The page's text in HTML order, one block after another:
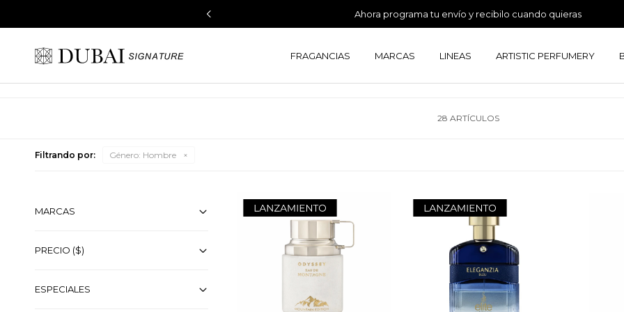
Perfumes 100% originales
FRAGANCIAS
MARCAS LINEAS ARTISTIC PERFUMERY
28 ARTÍCULOS
Filtrando por: Género: Hombre
MARCAS
PRECIO ($)
ESPECIALES